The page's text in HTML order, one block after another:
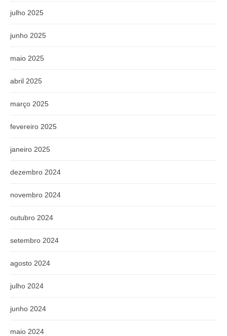
julho 2025
junho 2025
maio 2025
abril 2025
março 2025
fevereiro 2025
janeiro 2025
dezembro 2024
novembro 2024
outubro 2024
setembro 2024
agosto 2024
julho 2024
junho 2024
maio 2024